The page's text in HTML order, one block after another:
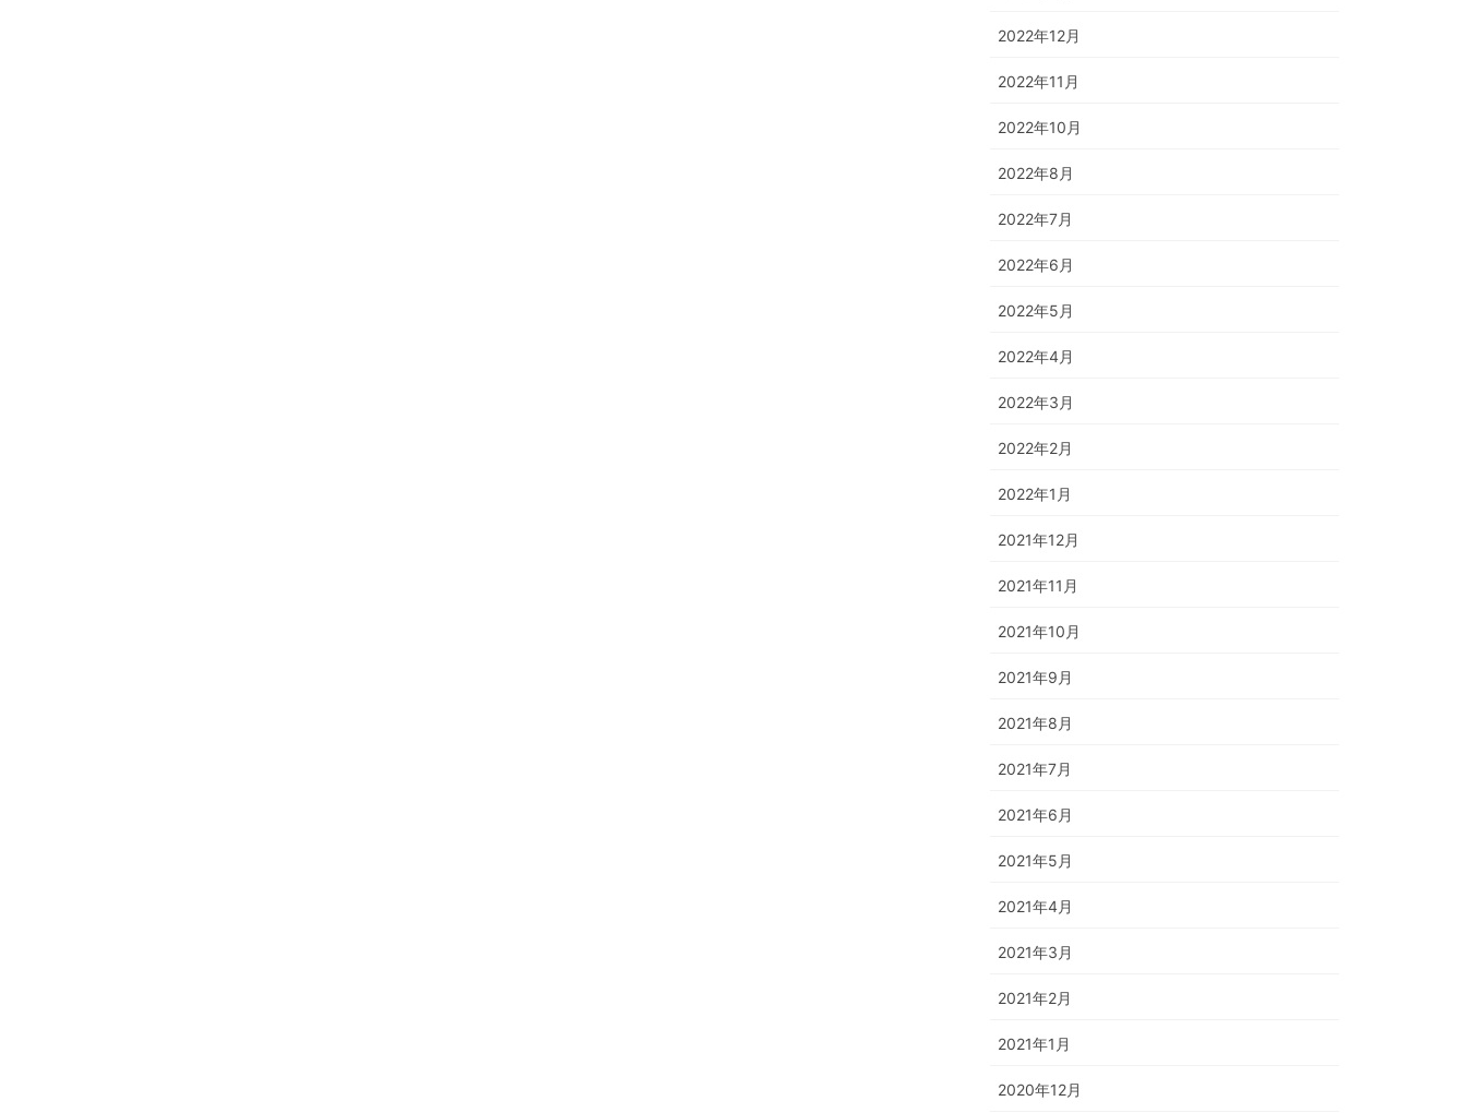
2022年12月
2022年11月
2022年10月
2022年8月
2022年7月
2022年6月
2022年5月
2022年4月
2022年3月
2022年2月
2022年1月
2021年12月
2021年11月
2021年10月
2021年9月
2021年8月
2021年7月
2021年6月
2021年5月
2021年4月
2021年3月
2021年2月
2021年1月
2020年12月